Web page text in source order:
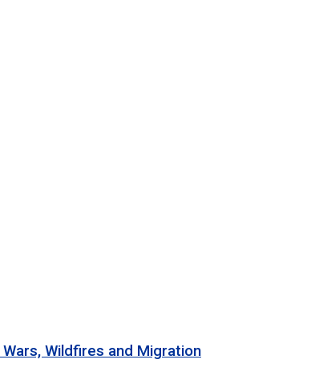
Wildfires and Migration